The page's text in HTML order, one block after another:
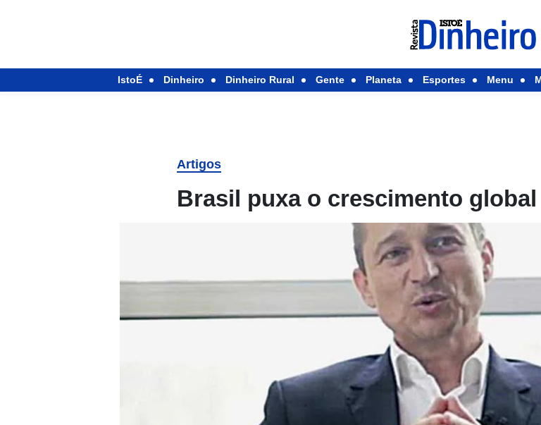
IstoÉ Dinheiro Dinheiro Rural Gente Planeta Esportes Menu
Artigos
Brasil puxa o crescimento